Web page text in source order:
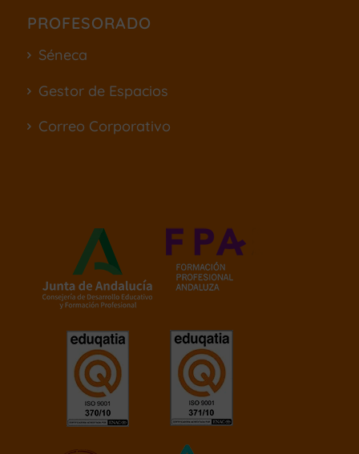
PROFESORADO
Séneca
Gestor de Espacios
Correo Corporativo